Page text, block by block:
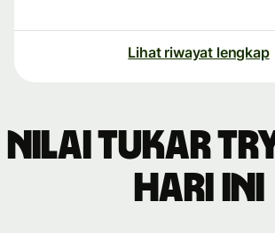
Lihat riwayat lengkap
Nilai tukar TRY
hari ini